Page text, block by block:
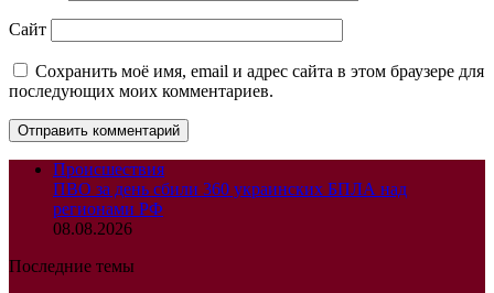
Сайт
Сохранить моё имя, email и адрес сайта в этом браузере для
последующих моих комментариев.
Происшествия
ПВО за день сбили 360 украинских БПЛА над
регионами РФ
08.08.2026
Последние темы